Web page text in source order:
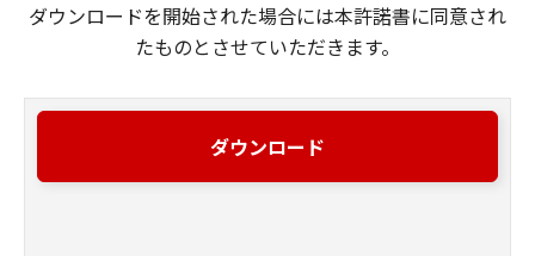
ダウンロードを開始された場合には本許諾書に同意され
たものとさせていただきます。
ダウンロード